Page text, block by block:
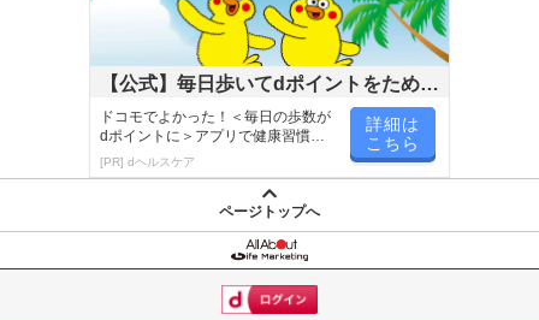
【公式】毎日歩いてdポイントをためよ
ドコモでよかった！＜毎日の歩数が
dポイントに＞アプリで健康習慣が
こちら